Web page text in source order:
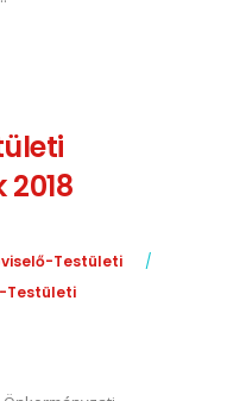
Testületi
Testületi